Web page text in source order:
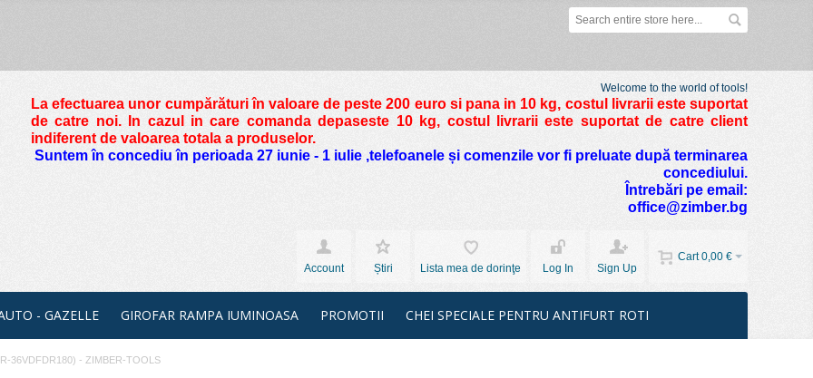
Welcome to the world of tools!
La efectuarea unor cumpărături în valoare de peste 200 euro si pana in 10 kg, costul livrarii este suportat
de catre noi. In cazul in care comanda depaseste 10 kg, costul livrarii este suportat de catre client
indiferent de valoarea totala a produselor.
Suntem în concediu în perioada 27 iunie - 1 iulie ,telefoanele și comenzile vor fi preluate după terminarea
concediului.
Întrebări pe email:
office@zimber.bg
Cart 0,00 €
Account
Știri Lista mea de dorinţe Log In Sign Up
- GAZELLE GIROFAR RAMPA IUMINOASA PROMOTII CHEI SPECIALE PENTRU ANTIFURT ROTI
36VDFDR180) - ZIMBER-TOOLS